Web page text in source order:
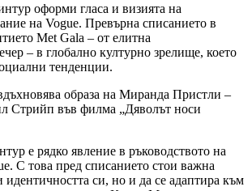
оформи гласа и визията на
на Vogue. Превърна списанието в
Met Gala – от елитна
– в глобално културно зрелище, което
тенденции.
образа на Миранда Пристли –
Стрийп във филма „Дяволът носи
е рядко явление в ръководството на
С това пред списанието стои важна
идентичността си, но и да се адаптира към